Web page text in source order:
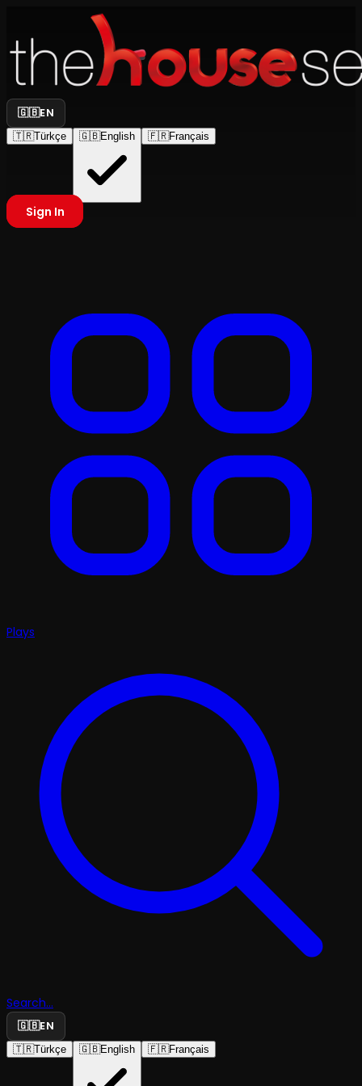
🇬🇧EN
🇹🇷Türkçe 🇬🇧English 🇫🇷Français
Sign In
Plays
Search...
🇬🇧EN
🇹🇷Türkçe 🇬🇧English 🇫🇷Français